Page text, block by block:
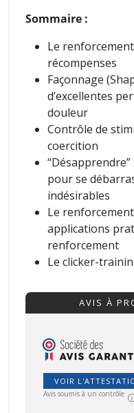
Sommaire :
Le
récompenses
Façonnage
d’excellentes
douleur
Contrôle de
coercition
pour se
indésirables
Le
applications
renforcement
Le clicker-
AVIS À
VOIR
Avis soumis à un contrôle